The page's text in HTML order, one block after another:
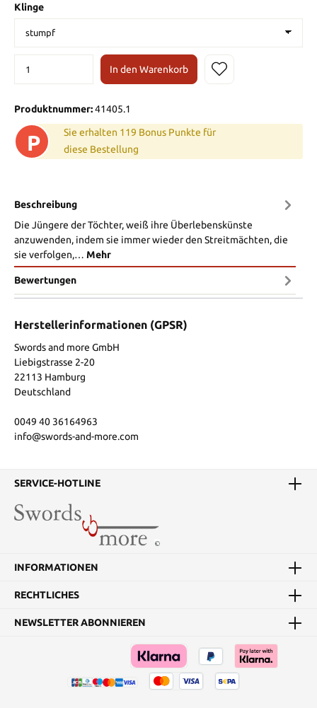
Klinge
In den Warenkorb
Produktnummer:41405.1
P
Sie erhalten 119 Bonus Punkte für
diese Bestellung
Beschreibung
Die Jüngere der Töchter, weiß ihre Überlebenskünste
anzuwenden, indem sie immer wieder den Streitmächten, die
sie verfolgen,… Mehr
Bewertungen
Herstellerinformationen (GPSR)
Swords and more GmbH
Liebigstrasse 2-20
22113 Hamburg
Deutschland
0049 40 36164963
info@swords-and-more.com
SERVICE-HOTLINE
INFORMATIONEN
RECHTLICHES
NEWSLETTER ABONNIEREN